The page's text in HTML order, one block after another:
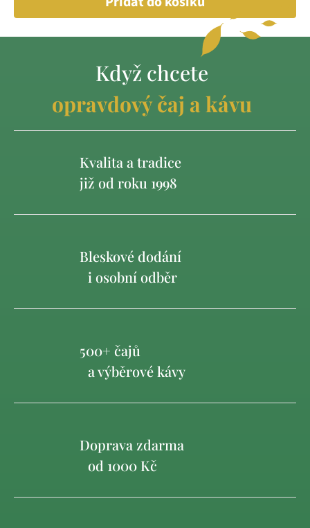
Když chcete
opravdový čaj a kávu
Kvalita a tradice
již od roku 1998
Bleskové dodání
i osobní odběr
500+ čajů
a výběrové kávy
Doprava zdarma
od 1000 Kč